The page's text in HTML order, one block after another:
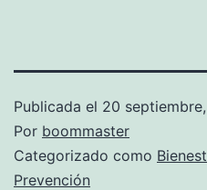
Publicada el 20
Por boommaster
Categorizado como
Prevención